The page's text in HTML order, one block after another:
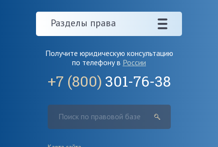
Разделы права
Получите юридическую консультацию
по телефону в России
+7 (800) 301-76-38